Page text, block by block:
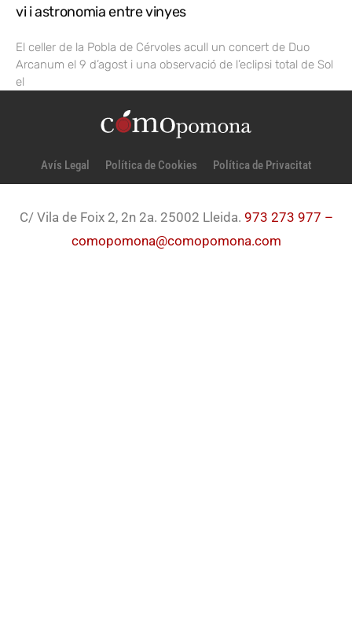
vi i astronomia entre vinyes
El celler de la Pobla de Cérvoles acull un concert de Duo
Arcanum el 9 d’agost i una observació de l’eclipsi total de Sol
el
Avís Legal Política de Cookies Política de Privacitat
C/ Vila de Foix 2, 2n 2a. 25002 Lleida. 973 273 977 –
comopomona@comopomona.com